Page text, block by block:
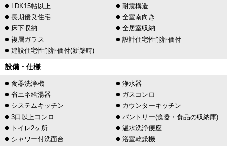
LDK15帖以上
耐震構造
長期優良住宅
全室南向き
床下収納
全居室収納
複層ガラス
設計住宅性能評価付
建設住宅性能評価付(新築時)
設備・仕様
食器洗浄機
浄水器
省エネ給湯器
ガスコンロ
システムキッチン
カウンターキッチン
3口以上コンロ
パントリー(食器・食品の収納庫)
トイレ2ヶ所
温水洗浄便座
シャワー付洗面台
浴室乾燥機